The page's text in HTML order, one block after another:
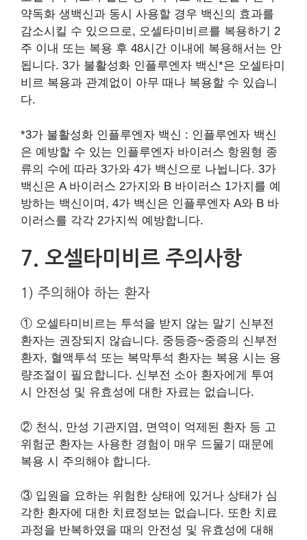
약독화 생백신과 동시 사용할 경우 백신의 효과를
감소시킬 수 있으므로, 오셀타미비르를 복용하기 2
주 이내 또는 복용 후 48시간 이내에 복용해서는 안
됩니다. 3가 불활성화 인플루엔자 백신*은 오셀타미
비르 복용과 관계없이 아무 때나 복용할 수 있습니
다.
*3가 불활성화 인플루엔자 백신 : 인플루엔자 백신
은 예방할 수 있는 인플루엔자 바이러스 항원형 종
류의 수에 따라 3가와 4가 백신으로 나뉩니다. 3가
백신은 A 바이러스 2가지와 B 바이러스 1가지를 예
방하는 백신이며, 4가 백신은 인플루엔자 A와 B 바
이러스를 각각 2가지씩 예방합니다.
7. 오셀타미비르 주의사항
1) 주의해야 하는 환자
① 오셀타미비르는 투석을 받지 않는 말기 신부전
환자는 권장되지 않습니다. 중등증~중증의 신부전
환자, 혈액투석 또는 복막투석 환자는 복용 시는 용
량조절이 필요합니다. 신부전 소아 환자에게 투여
시 안전성 및 유효성에 대한 자료는 없습니다.
② 천식, 만성 기관지염, 면역이 억제된 환자 등 고
위험군 환자는 사용한 경험이 매우 드물기 때문에
복용 시 주의해야 합니다.
③ 입원을 요하는 위험한 상태에 있거나 상태가 심
각한 환자에 대한 치료정보는 없습니다. 또한 치료
과정을 반복하였을 때의 안전성 및 유효성에 대해